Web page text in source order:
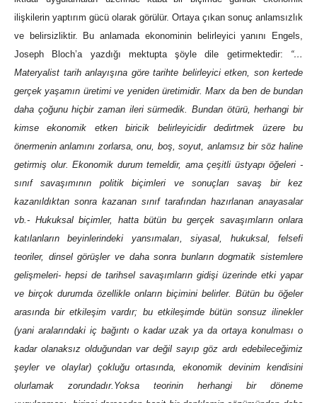
ilişkilerin yaptırım gücü olarak görülür. Ortaya çıkan sonuç anlamsızlık
ve belirsizliktir. Bu anlamada ekonominin belirleyici yanını Engels,
Joseph Bloch’a yazdığı mektupta şöyle dile getirmektedir: “…
Materyalist tarih anlayışına göre tarihte belirleyici etken, son kertede
gerçek yaşamın üretimi ve yeniden üretimidir. Marx da ben de bundan
daha çoğunu hiçbir zaman ileri sürmedik. Bundan ötürü, herhangi bir
kimse ekonomik etken biricik belirleyicidir dedirtmek üzere bu
önermenin anlamını zorlarsa, onu, boş, soyut, anlamsız bir söz haline
getirmiş olur. Ekonomik durum temeldir, ama çeşitli üstyapı öğeleri -
sınıf savaşımının politik biçimleri ve sonuçları savaş bir kez
kazanıldıktan sonra kazanan sınıf tarafından hazırlanan anayasalar
vb.- Hukuksal biçimler, hatta bütün bu gerçek savaşımların onlara
katılanların beyinlerindeki yansımaları, siyasal, hukuksal, felsefi
teoriler, dinsel görüşler ve daha sonra bunların dogmatik sistemlere
gelişmeleri- hepsi de tarihsel savaşımların gidişi üzerinde etki yapar
ve birçok durumda özellikle onların biçimini belirler. Bütün bu öğeler
arasında bir etkileşim vardır; bu etkileşimde bütün sonsuz ilinekler
(yani aralarındaki iç bağıntı o kadar uzak ya da ortaya konulması o
kadar olanaksız olduğundan var değil sayıp göz ardı edebileceğimiz
şeyler ve olaylar) çokluğu ortasında, ekonomik devinim kendisini
olurlamak zorundadır.Yoksa teorinin herhangi bir döneme